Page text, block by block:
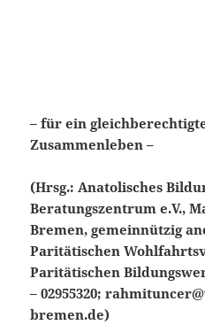
– für ein
Zusammenleben –
(Hrsg.: Anatolisches
Beratungszentrum e.V.,
Bremen, gemeinnützig
Paritätischen
Paritätischen
– 02955320;
bremen.de)